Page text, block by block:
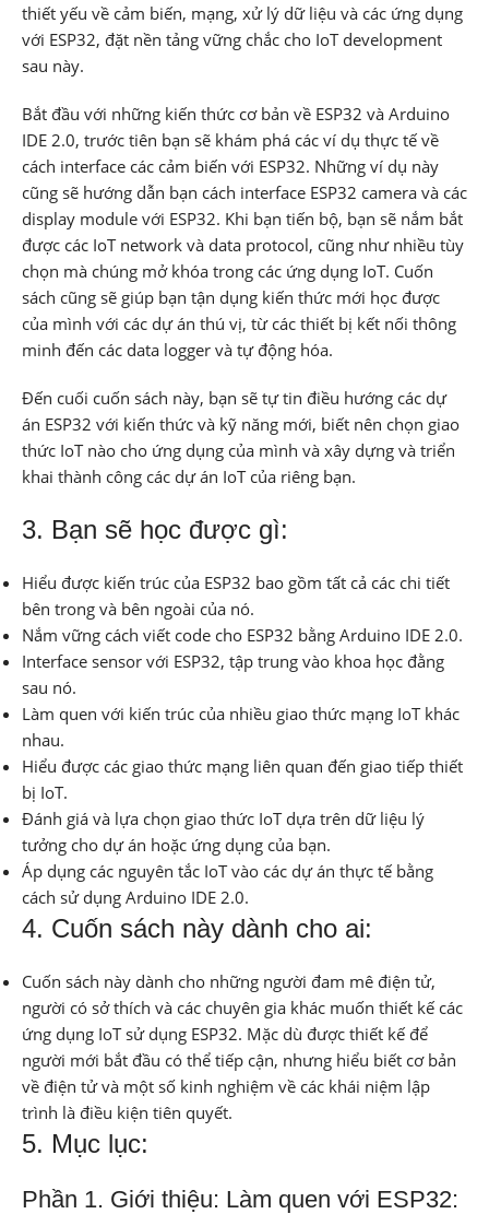
thiết yếu về cảm biến, mạng, xử lý dữ liệu và các ứng dụng
với ESP32, đặt nền tảng vững chắc cho IoT development
sau này.
Bắt đầu với những kiến ​​thức cơ bản về ESP32 và Arduino
IDE 2.0, trước tiên bạn sẽ khám phá các ví dụ thực tế về
cách interface các cảm biến với ESP32. Những ví dụ này
cũng sẽ hướng dẫn bạn cách interface ESP32 camera và các
display module với ESP32. Khi bạn tiến bộ, bạn sẽ nắm bắt
được các IoT network và data protocol, cũng như nhiều tùy
chọn mà chúng mở khóa trong các ứng dụng IoT. Cuốn
sách cũng sẽ giúp bạn tận dụng kiến ​​thức mới học được
của mình với các dự án thú vị, từ các thiết bị kết nối thông
minh đến các data logger và tự động hóa.
Đến cuối cuốn sách này, bạn sẽ tự tin điều hướng các dự
án ESP32 với kiến ​​thức và kỹ năng mới, biết nên chọn giao
thức IoT nào cho ứng dụng của mình và xây dựng và triển
khai thành công các dự án IoT của riêng bạn.
3. Bạn sẽ học được gì:
Hiểu được kiến ​​trúc của ESP32 bao gồm tất cả các chi tiết
bên trong và bên ngoài của nó.
Nắm vững cách viết code cho ESP32 bằng Arduino IDE 2.0.
Interface sensor với ESP32, tập trung vào khoa học đằng
sau nó.
Làm quen với kiến ​​trúc của nhiều giao thức mạng IoT khác
nhau.
Hiểu được các giao thức mạng liên quan đến giao tiếp thiết
bị IoT.
Đánh giá và lựa chọn giao thức IoT dựa trên dữ liệu lý
tưởng cho dự án hoặc ứng dụng của bạn.
Áp dụng các nguyên tắc IoT vào các dự án thực tế bằng
cách sử dụng Arduino IDE 2.0.
4. Cuốn sách này dành cho ai:
Cuốn sách này dành cho những người đam mê điện tử,
người có sở thích và các chuyên gia khác muốn thiết kế các
ứng dụng IoT sử dụng ESP32. Mặc dù được thiết kế để
người mới bắt đầu có thể tiếp cận, nhưng hiểu biết cơ bản
về điện tử và một số kinh nghiệm về các khái niệm lập
trình là điều kiện tiên quyết.
5. Mục lục:
Phần 1. Giới thiệu: Làm quen với ESP32: